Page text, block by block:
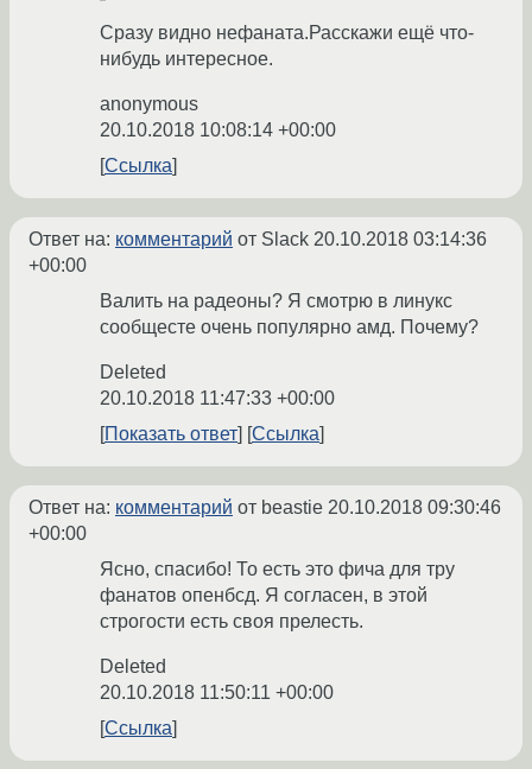
Сразу видно нефаната.Расскажи ещё что-
нибудь интересное.
anonymous
20.10.2018 10:08:14 +00:00
Ссылка
Ответ на: комментарий от Slack 20.10.2018 03:14:36
+00:00
Валить на радеоны? Я смотрю в линукс
сообщесте очень популярно амд. Почему?
Deleted
20.10.2018 11:47:33 +00:00
Показать ответ
Ссылка
Ответ на: комментарий от beastie 20.10.2018 09:30:46
+00:00
Ясно, спасибо! То есть это фича для тру
фанатов опенбсд. Я согласен, в этой
строгости есть своя прелесть.
Deleted
20.10.2018 11:50:11 +00:00
Ссылка